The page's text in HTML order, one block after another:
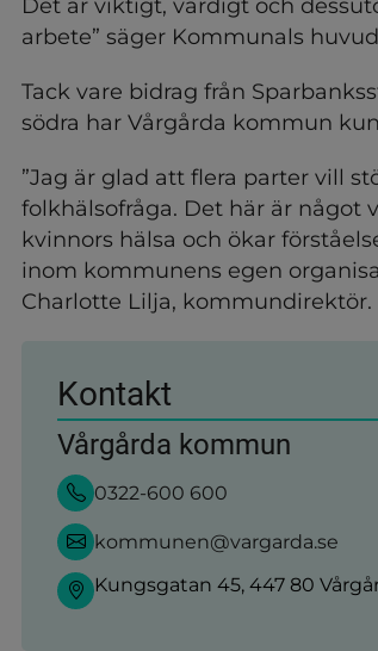
Det är viktigt, värdigt och
arbete” säger Kommunals
Tack vare bidrag från
södra har Vårgårda kommun
”Jag är glad att flera parter vill
folkhälsofråga. Det här är något
kvinnors hälsa och ökar
inom kommunens egen
Charlotte Lilja, kommundirektör.
Kontakt
Vårgårda kommun
0322-600 600
kommunen@vargarda.se
Kungsgatan 45, 447 80